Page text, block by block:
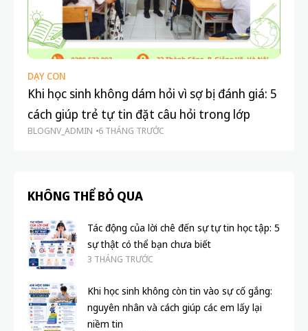
DẠY CON
Khi học sinh không dám hỏi vì sợ bị đánh giá: 5
cách giúp trẻ tự tin đặt câu hỏi trong lớp
BLOGNV_ADMIN 6 THÁNG TRƯỚC
KHÔNG THỂ BỎ QUA
Tác động của lời chê đến sự tự tin học tập: 5
sự thật có thể bạn chưa biết
3 THÁNG TRƯỚC
Khi học sinh không còn tin vào sự cố gắng:
nguyên nhân và cách giúp các em lấy lại
niềm tin